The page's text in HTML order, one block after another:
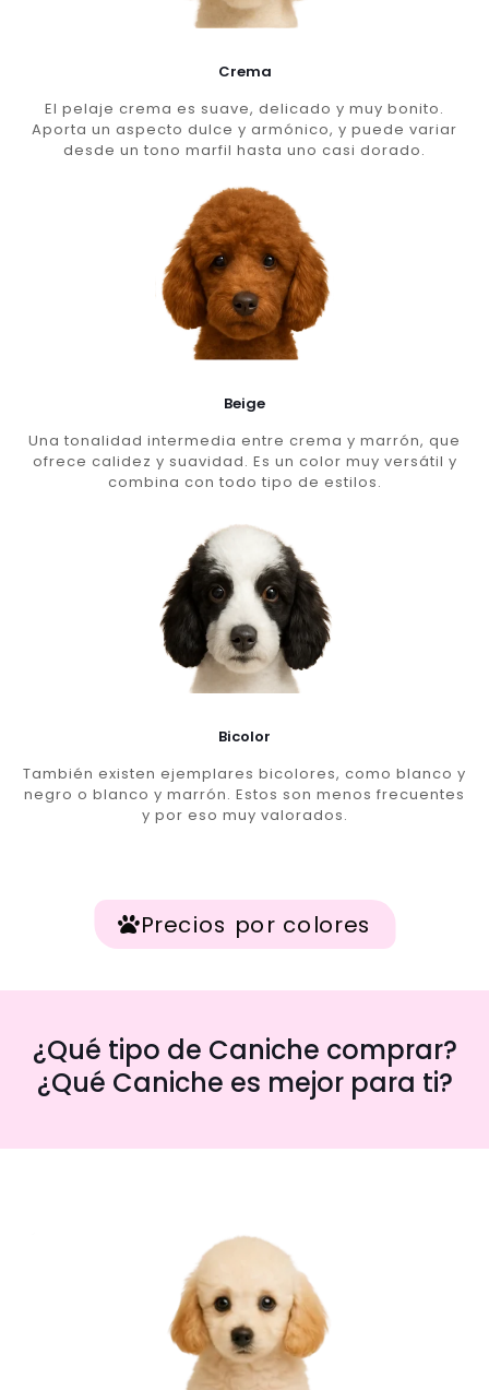
Crema
El pelaje crema es suave, delicado y muy bonito.
Aporta un aspecto dulce y armónico, y puede variar
desde un tono marfil hasta uno casi dorado.
Beige
Una tonalidad intermedia entre crema y marrón, que
ofrece calidez y suavidad. Es un color muy versátil y
combina con todo tipo de estilos.
Bicolor
También existen ejemplares bicolores, como blanco y
negro o blanco y marrón. Estos son menos frecuentes
y por eso muy valorados.
Precios por colores
¿Qué tipo de Caniche comprar?
¿Qué Caniche es mejor para ti?